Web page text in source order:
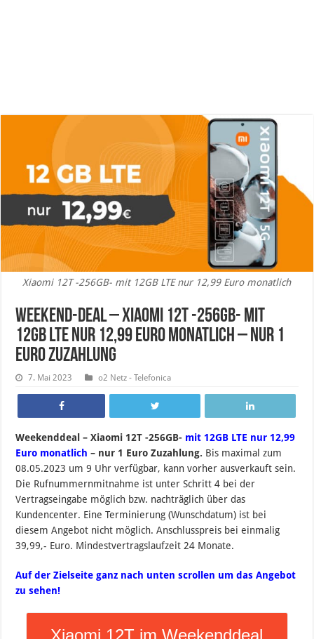
Xiaomi 12T -256GB- mit 12GB LTE nur 12,99 Euro monatlich
Weekend-Deal – Xiaomi 12T -256GB- mit
12GB LTE nur 12,99 Euro monatlich – nur 1
Euro Zuzahlung
7. Mai 2023 o2 Netz - Telefonica
Weekenddeal – Xiaomi 12T -256GB- mit 12GB LTE nur 12,99
Euro monatlich– nur 1 Euro Zuzahlung. Bis maximal zum
08.05.2023 um 9 Uhr verfügbar, kann vorher ausverkauft sein.
Die Rufnummernmitnahme ist unter Schritt 4 bei der
Vertragseingabe möglich bzw. nachträglich über das
Kundencenter. Eine Terminierung (Wunschdatum) ist bei
diesem Angebot nicht möglich. Anschlusspreis bei einmalig
39,99,- Euro. Mindestvertragslaufzeit 24 Monate.
Auf der Zielseite ganz nach unten scrollen um das Angebot
zu sehen!
Xiaomi 12T im Weekenddeal